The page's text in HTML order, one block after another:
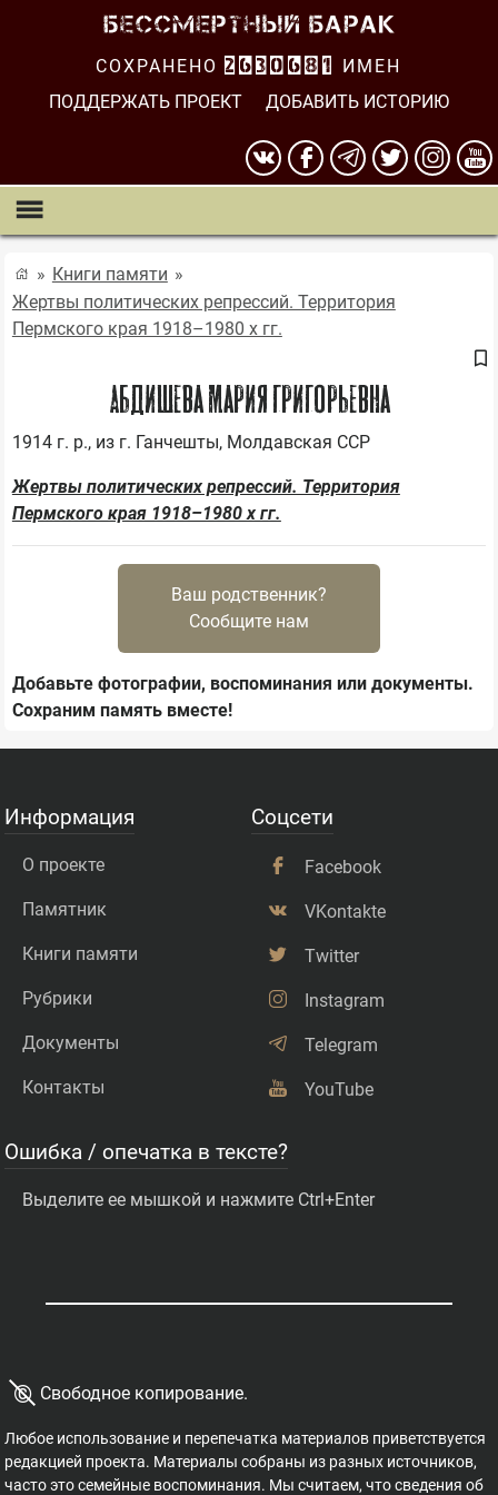
СОХРАНЕНО 2630681
ИМЕН
ПОДДЕРЖАТЬ ПРОЕКТ
ДОБАВИТЬ ИСТОРИЮ
Книги памяти
Жертвы политических репрессий. Территория
Пермского края 1918–1980 х гг.
Абдишева Мария Григорьевна
1914 г. р., из г. Ганчешты, Молдавская ССР
Жертвы политических репрессий. Территория
Пермского края 1918–1980 х гг.
Ваш родственник?
Сообщите нам
Добавьте фотографии, воспоминания или документы.
Сохраним память вместе!
Информация
О проекте
Памятник
Книги памяти
Рубрики
Документы
Контакты
Соцсети
Facebook
VKontakte
Twitter
Instagram
Telegram
YouTube
Ошибка / опечатка в тексте?
Выделите ее мышкой и нажмите Ctrl+Enter
© Свободное копирование.
Любое использование и перепечатка материалов приветствуется
редакцией проекта. Материалы собраны из разных источников,
часто это семейные воспоминания. Мы считаем, что сведения об